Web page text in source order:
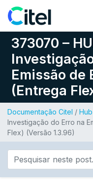
Pular para o
373070 –
Emissão de
(Entrega
Documentação Citel / Hub
Investigação do Erro na
Flex) (Versão 1.3.96)